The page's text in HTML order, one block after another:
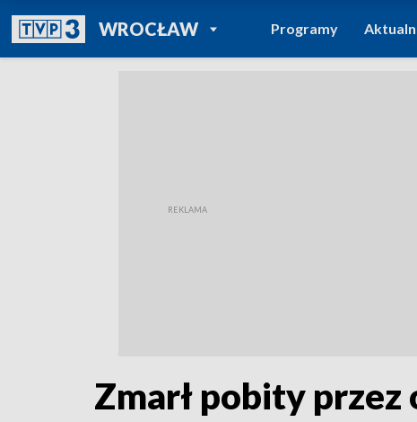
WROCŁAWPOWRÓT DO
TVP REGIONY
Programy
Zmarł pobity